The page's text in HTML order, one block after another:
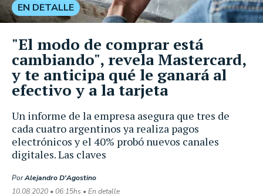
Un informe de la empresa asegura que tres de
cada cuatro argentinos ya realiza pagos
electrónicos y el 40% probó nuevos canales
digitales. Las claves
PorAlejandro D'Agostino
10.08.2020 • 06:15hs • En detalle
EN DETALLE
"El modo de comprar está
cambiando", revela Mastercard,
y te anticipa qué le ganará al
efectivo y a la tarjeta